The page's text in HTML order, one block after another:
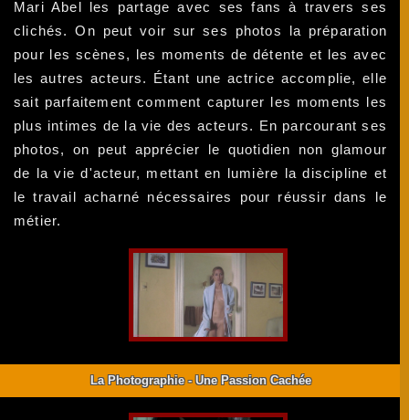
Mari Abel les partage avec ses fans à travers ses
clichés. On peut voir sur ses photos la préparation
pour les scènes, les moments de détente et les avec
les autres acteurs. Étant une actrice accomplie, elle
sait parfaitement comment capturer les moments les
plus intimes de la vie des acteurs. En parcourant ses
photos, on peut apprécier le quotidien non glamour
de la vie d'acteur, mettant en lumière la discipline et
le travail acharné nécessaires pour réussir dans le
métier.
La Photographie - Une Passion Cachée